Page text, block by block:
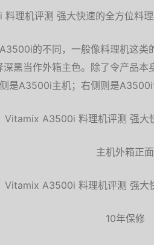
的不同，一般像料理机这类
黑当作外箱主色。除了令产品本
是A3500i主机；右侧则是
主机外箱正面
10年保修